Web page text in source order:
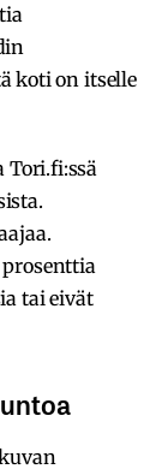
koti on itselle
Tori.fi:ssä
tai eivät